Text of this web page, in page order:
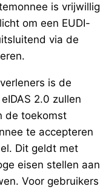
is vrijwillig
om een EUDI-
via de
is de
2.0 zullen
de toekomst
te accepteren
Dit geldt met
eisen stellen aan
Voor gebruikers